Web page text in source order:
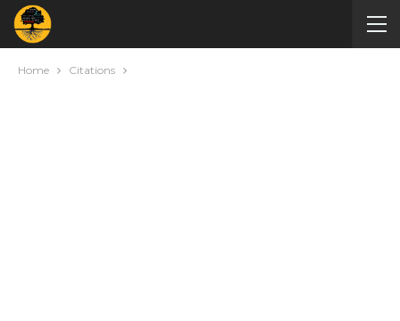
Home Citations